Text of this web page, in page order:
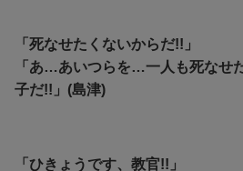
「死なせたくないからだ!!」
「あ…あいつらを…一人も死なせ
子だ!!」(島津)
「ひきょうです、教官!!」